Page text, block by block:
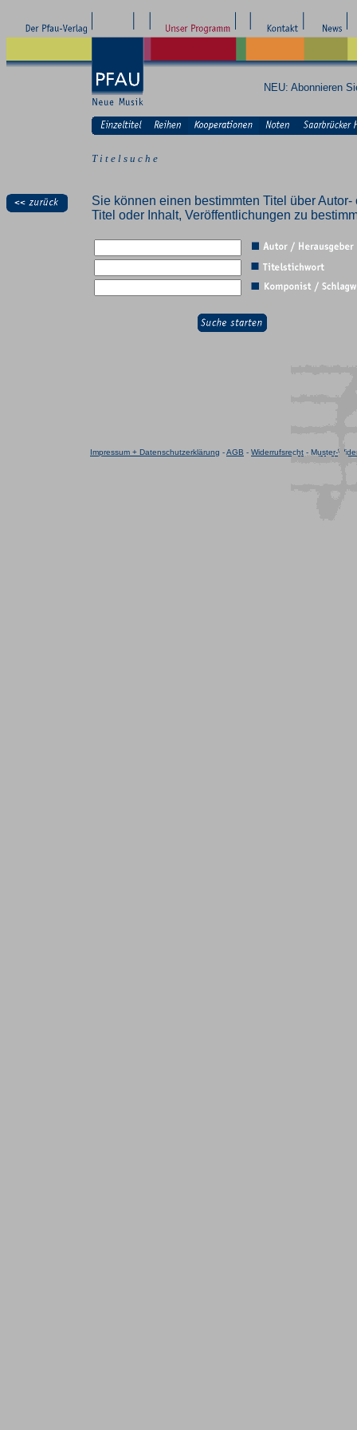
NEU: Abonnieren
T i t e l s u c h e
Sie können einen bestimmten Titel über
Titel oder Inhalt, Veröffentlichungen zu
Impressum + Datenschutzerklärung -AGB - Widerrufsrecht - Muster-